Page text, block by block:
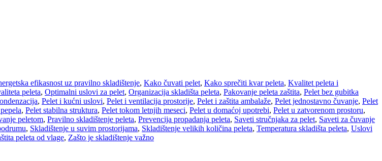
efikasnost uz pravilno skladištenje, Kako čuvati pelet, Kako sprečiti kvar peleta, Kvalitet peleta i
peleta, Optimalni uslovi za pelet, Organizacija skladišta peleta, Pakovanje peleta zaštita, Pelet bez gubitka
, Pelet i kućni uslovi, Pelet i ventilacija prostorije, Pelet i zaštita ambalaže, Pelet jednostavno čuvanje, Pelet
, Pelet stabilna struktura, Pelet tokom letnjih meseci, Pelet u domaćoj upotrebi, Pelet u zatvorenom prostoru,
peletom, Pravilno skladištenje peleta, Prevencija propadanja peleta, Saveti stručnjaka za pelet, Saveti za čuvanje
, Skladištenje u suvim prostorijama, Skladištenje velikih količina peleta, Temperatura skladišta peleta, Uslovi
peleta od vlage, Zašto je skladištenje važno